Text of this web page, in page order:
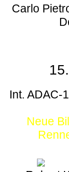
Carlo
Int. ADAC-
Neue